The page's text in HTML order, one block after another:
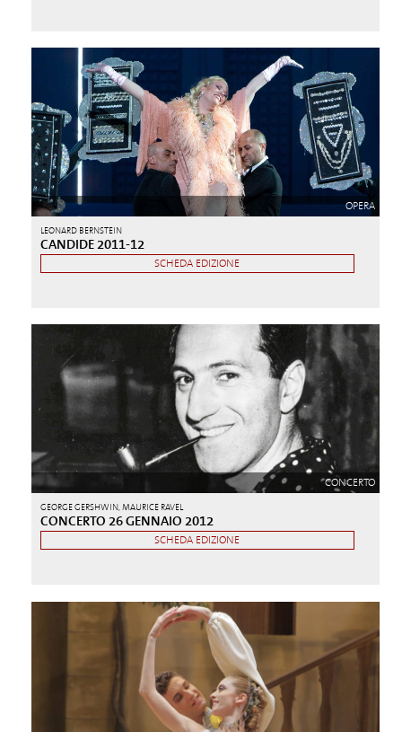
OPERA
LEONARD BERNSTEIN
CANDIDE 2011-12
SCHEDA EDIZIONE
CONCERTO
GEORGE GERSHWIN, MAURICE RAVEL
CONCERTO 26 GENNAIO 2012
SCHEDA EDIZIONE